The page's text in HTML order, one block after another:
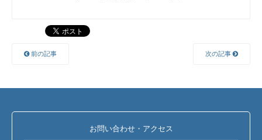
前の記事 次の記事
お問い合わせ・アクセス